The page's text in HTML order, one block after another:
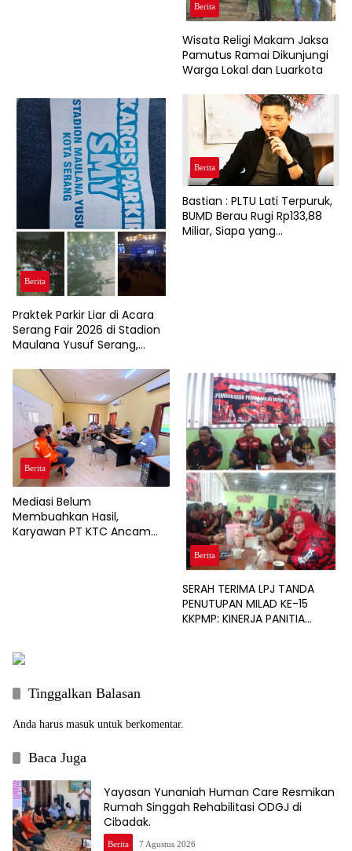
Berita
Wisata Religi Makam Jaksa
Pamutus Ramai Dikunjungi
Warga Lokal dan Luarkota
Berita
Praktek Parkir Liar di Acara
Serang Fair 2026 di Stadion
Maulana Yusuf Serang,
Pendapatan Asli Daerah (
PAD)Jadi Korbannya
Berita
Bastian : PLTU Lati Terpuruk,
BUMD Berau Rugi Rp133,88
Miliar, Siapa yang
Berita
Mediasi Belum
Membuahkan Hasil,
Karyawan PT KTC Ancam
Berita
SERAH TERIMA LPJ TANDA
PENUTUPAN MILAD KE-15
KKPMP: KINERJA PANITIA
Tinggalkan Balasan
Anda harus masuk untuk berkomentar.
Baca Juga
Yayasan Yunaniah Human Care Resmikan
Rumah Singgah Rehabilitasi ODGJ di
Cibadak.
Berita 7 Agustus 2026